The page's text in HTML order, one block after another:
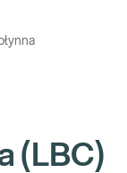
(LBC)